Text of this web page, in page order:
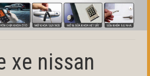
xe nissan